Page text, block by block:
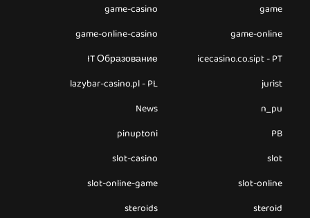
game
game-casino
game-online
game-online-casino
icecasino.co.sipt - PT
IT Образование
jurist
lazybar-casino.pl - PL
n_pu
News
PB
pinuptoni
slot
slot-casino
slot-online
slot-online-game
steroid
steroids